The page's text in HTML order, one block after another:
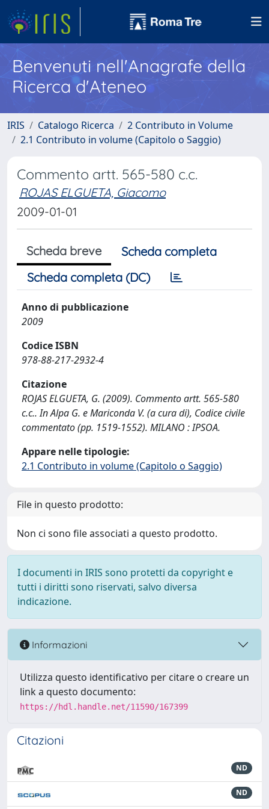
Benvenuti nell'Anagrafe della
Ricerca d'Ateneo
IRIS Catalogo Ricerca
2 Contributo in Volume
2.1 Contributo in volume (Capitolo o Saggio)
Commento artt. 565-580 c.c.
ROJAS ELGUETA, Giacomo
2009-01-01
Scheda breve
Scheda completa
Scheda completa (DC)
Anno di pubblicazione
2009
Codice ISBN
978-88-217-2932-4
Citazione
ROJAS ELGUETA, G. (2009). Commento artt. 565-580
c.c.. In Alpa G. e Mariconda V. (a cura di), Codice civile
commentato (pp. 1519-1552). MILANO : IPSOA.
Appare nelle tipologie:
2.1 Contributo in volume (Capitolo o Saggio)
File in questo prodotto:
Non ci sono file associati a questo prodotto.
I documenti in IRIS sono protetti da copyright e
tutti i diritti sono riservati, salvo diversa
indicazione.
Informazioni
Utilizza questo identificativo per citare o creare un
link a questo documento:
https://hdl.handle.net/11590/167399
Citazioni
ND
ND